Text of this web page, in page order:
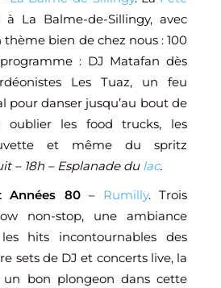
à La Balme-de-Sillingy, avec
bien de chez nous : 100
: DJ Matafan dès
Les Tuaz, un feu
pour danser jusqu’au bout de
oublier les food trucks, les
et même du spritz
– 18h – Esplanade du lac.
Années 80– Rumilly. Trois
non-stop, une ambiance
hits incontournables des
sets de DJ et concerts live, la
un bon plongeon dans cette